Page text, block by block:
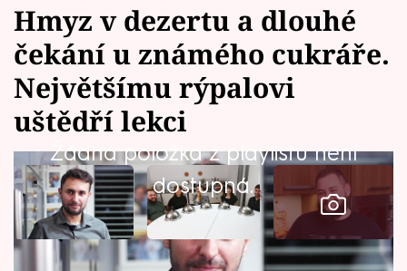
Témata
Celebrity
Vztahy
Seriály
Horoskopy
Hmyz v dezertu a dlouhé
čekání u známého cukráře.
Největšímu rýpalovi
uštědří lekci
Žádná položka z playlistu není
dostupná.